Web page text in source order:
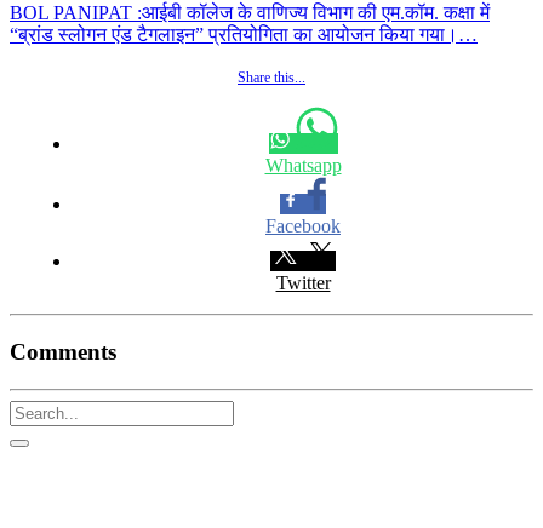
BOL PANIPAT :आईबी कॉलेज के वाणिज्य विभाग की एम.कॉम. कक्षा में
“ब्रांड स्लोगन एंड टैगलाइन” प्रतियोगिता का आयोजन किया गया।…
Share this...
Whatsapp
Facebook
Twitter
Comments